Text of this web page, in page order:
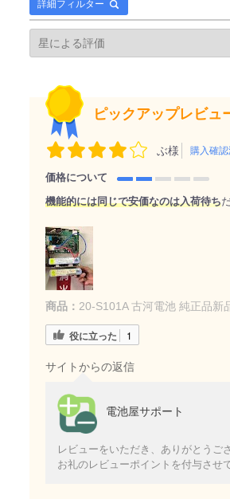
詳細フィルター
ピックアップレビュ
ぶ様 購入確
価格について
機能的には同じで安価なのは入荷待ち
商品： 20-S101A 古河電池 純正品新
役に立った 1
サイトからの返信
電池屋サポート
レビューをいただき、ありがとうご
お礼のレビューポイントを付与させ